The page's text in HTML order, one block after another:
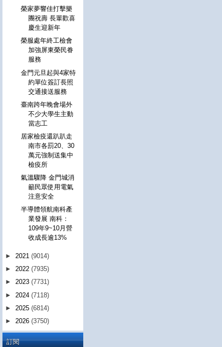
榮家夢響佳打擊樂
團祝壽 長輩歡喜
慶生迎新年
榮服處年終工檢會
加強屏東榮民眷
服務
金門元旦起與4家特
約單位簽訂長照
交通接送服務
臺南跨年晚會場外
不少大學生主動
當志工
居家檢疫還趴趴走
南市各罰20、30
萬元強制送集中
檢疫所
氣溫驟降 金門城消
籲民眾使用電氣
注意安全
半導體領航南科產
業發展 南科：
109年9~10月營
收成長逾13%
► 2021 (9014)
► 2022 (7935)
► 2023 (7731)
► 2024 (7118)
► 2025 (6814)
► 2026 (3750)
訂閱